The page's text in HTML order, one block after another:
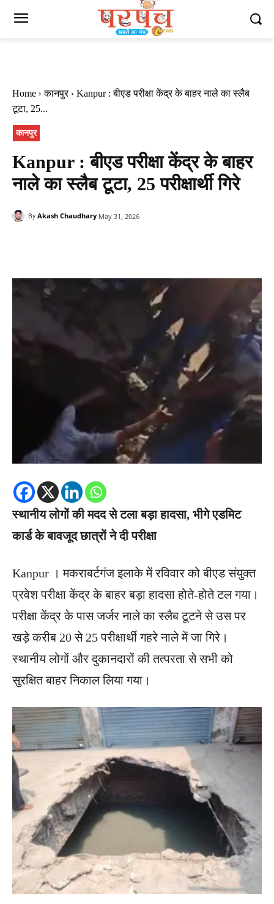
Home कानपुर
Kanpur : बीएड परीक्षा केंद्र के बाहर नाले का स्लैब
टूटा, 25...
कानपुर
Kanpur : बीएड परीक्षा केंद्र के बाहर
नाले का स्लैब टूटा, 25 परीक्षार्थी गिरे
By Akash Chaudhary May 31, 2026
स्थानीय लोगों की मदद से टला बड़ा हादसा, भीगे एडमिट
कार्ड के बावजूद छात्रों ने दी परीक्षा
Kanpur । मकराबर्टगंज इलाके में रविवार को बीएड संयुक्त
प्रवेश परीक्षा केंद्र के बाहर बड़ा हादसा होते-होते टल गया।
परीक्षा केंद्र के पास जर्जर नाले का स्लैब टूटने से उस पर
खड़े करीब 20 से 25 परीक्षार्थी गहरे नाले में जा गिरे।
स्थानीय लोगों और दुकानदारों की तत्परता से सभी को
सुरक्षित बाहर निकाल लिया गया।